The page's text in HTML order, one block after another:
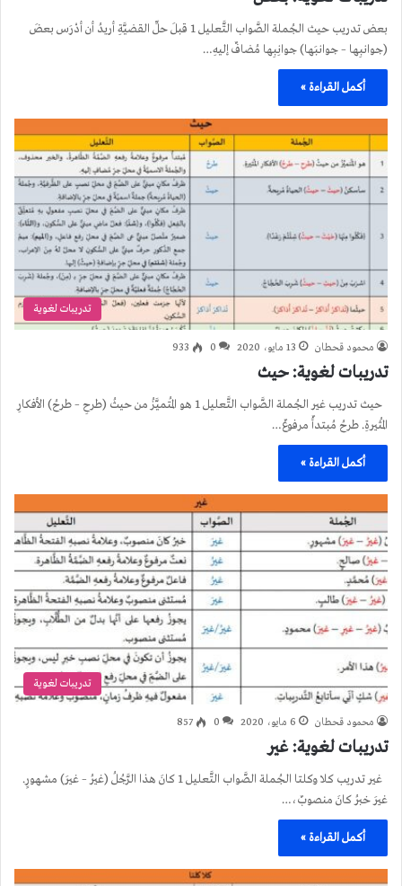
بعض تدريب حيث الجُملة الصَّواب التَّعليل 1 قبلَ حلِّ القضيَّةِ أريدُ أن أدْرَس بعضَ
(جوانبِها – جوانبَها) جوانِبِها مُضافٌ إليهِ…
أكمل القراءة »
تدريبات لغوية
محمود قحطان 13 مايو، 2020 0
933
تدريبات لغوية: حيث
حيث تدريب غير الجُملة الصَّواب التَّعليل 1 هو المُتميَّزُ من حيثُ (طرحِ – طرحُ) الأفكارِ
المُثيرةِ. طرحُ مُبتدأٌ مرفوعٌ…
أكمل القراءة »
تدريبات لغوية
محمود قحطان 6 مايو، 2020 0
857
تدريبات لغوية: غير
غير تدريب كلا وكلتا الجُملة الصَّواب التَّعليل 1 كانَ هذا الرَّجُلُ (غيرُ – غيرَ) مشهورٍ.
غيرَ خبرُ كانَ منصوبٌ،…
أكمل القراءة »